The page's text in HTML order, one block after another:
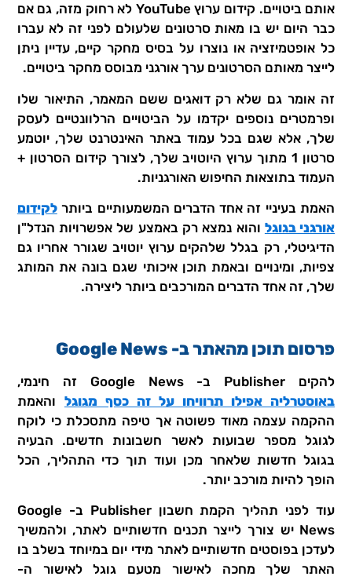
אותם ביטויים. קידום ערוץ YouTube לא רחוק מזה, גם אם
כבר היום יש בו מאות סרטונים שלעולם לפני זה לא עברו
כל אופטמיזציה או נוצרו על בסיס מחקר קיים, עדיין ניתן
לייצר מאותם הסרטונים ערך אורגני מבוסס מחקר ביטויים.
זה אומר גם שלא רק דואגים ששם המאמר, התיאור שלו
ופרמטרים נוספים יקדמו על הביטויים הרלוונטיים לעסק
שלך, אלא שגם בכל עמוד באתר האינטרנט שלך, יוטמע
סרטון 1 מתוך ערוץ היוטויב שלך, לצורך קידום הסרטון +
העמוד בתוצאות החיפוש האורגניות.
האמת בעיניי זה אחד הדברים המשמעותיים ביותרלקידום
אורגני בגוגל והוא נמצא רק באמצע של אפשרויות הנדל"ן
הדיגיטלי, רק בגלל שלהקים ערוץ יוטויב שגורר אחריו גם
צפיות, ומינויים ובאמת תוכן איכותי שגם בונה את המותג
שלך, זה אחד הדברים המורכבים ביותר ליצירה.
פרסום תוכן מהאתר ב- Google News
להקים Publisher ב- Google News זה חינמי,
באוסטרליה אפילו תרוויחו על זה כסף מגוגל והאמת
ההקמה עצמה מאוד פשוטה אך טיפה מתסכלת כי לוקח
לגוגל מספר שבועות לאשר חשבונות חדשים. הבעיה
בגוגל חדשות שלאחר מכן ועוד תוך כדי התהליך, הכל
הופך להיות מורכב יותר.
עוד לפני תהליך הקמת חשבון Publisher ב- Google
News יש צורך לייצר תכנים חדשותיים לאתר, ולהמשיך
לעדכן בפוסטים חדשותיים לאתר מידי יום במיוחד בשלב בו
האתר שלך מחכה לאישור מטעם גוגל לאישור ה-